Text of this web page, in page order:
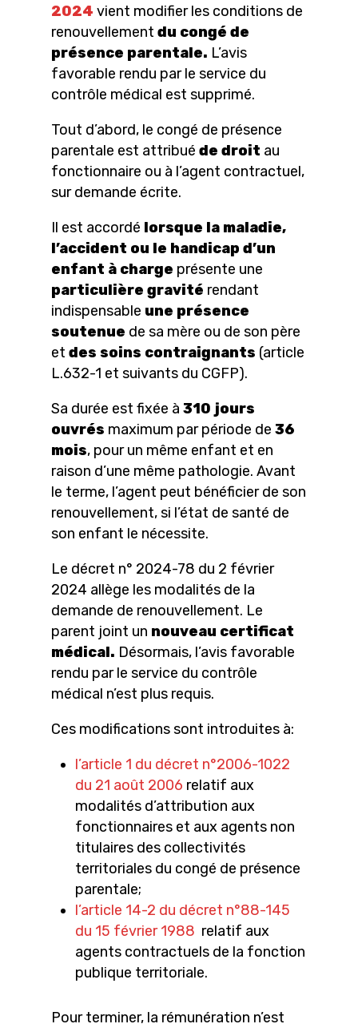
2024 vient modifier les conditions de
renouvellement du congé de
présence parentale. L’avis
favorable rendu par le service du
contrôle médical est supprimé.
Tout d’abord, le congé de présence
parentale est attribué de droit au
fonctionnaire ou à l’agent contractuel,
sur demande écrite.
Il est accordé lorsque la maladie,
l’accident ou le handicap d’un
enfant à charge présente une
particulière gravité rendant
indispensable une présence
soutenue de sa mère ou de son père
et des soins contraignants (article
L.632-1 et suivants du CGFP).
Sa durée est fixée à 310 jours
ouvrés maximum par période de 36
mois, pour un même enfant et en
raison d’une même pathologie. Avant
le terme, l’agent peut bénéficier de son
renouvellement, si l’état de santé de
son enfant le nécessite.
Le décret n° 2024-78 du 2 février
2024 allège les modalités de la
demande de renouvellement. Le
parent joint un nouveau certificat
médical. Désormais, l’avis favorable
rendu par le service du contrôle
médical n’est plus requis.
Ces modifications sont introduites à:
l’article 1 du décret n°2006-1022
du 21 août 2006 relatif aux
modalités d’attribution aux
fonctionnaires et aux agents non
titulaires des collectivités
territoriales du congé de présence
parentale;
l’article 14-2 du décret n°88-145
du 15 février 1988 relatif aux
agents contractuels de la fonction
publique territoriale.
Pour terminer, la rémunération n’est